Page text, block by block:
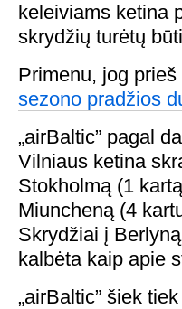
keleiviams ketina
skrydžių turėtų
Primenu, jog prieš
sezono pradžios
„airBaltic” pagal
Vilniaus ketina
Stokholmą (1
Miuncheną (4
Skrydžiai į
kalbėta kaip apie
„airBaltic” šiek